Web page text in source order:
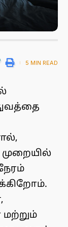
5 MIN READ